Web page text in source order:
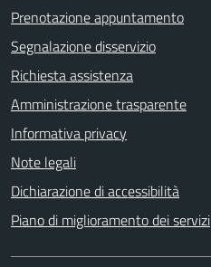
Prenotazione appuntamento
Segnalazione disservizio
Richiesta assistenza
Amministrazione trasparente
Informativa privacy
Note legali
Dichiarazione di accessibilità
Piano di miglioramento dei servizi